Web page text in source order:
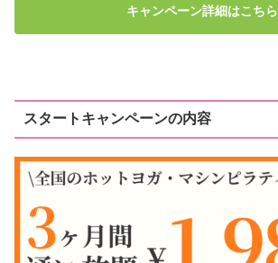
キャンペーン詳細はこちら
スタートキャンペーンの内容